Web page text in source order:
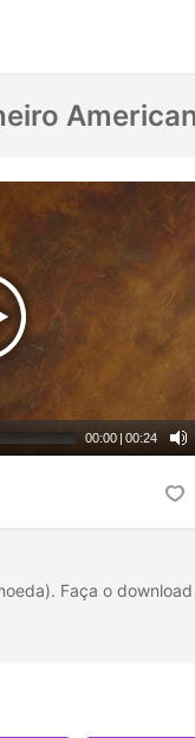
00:00 | 00:24
Faça o